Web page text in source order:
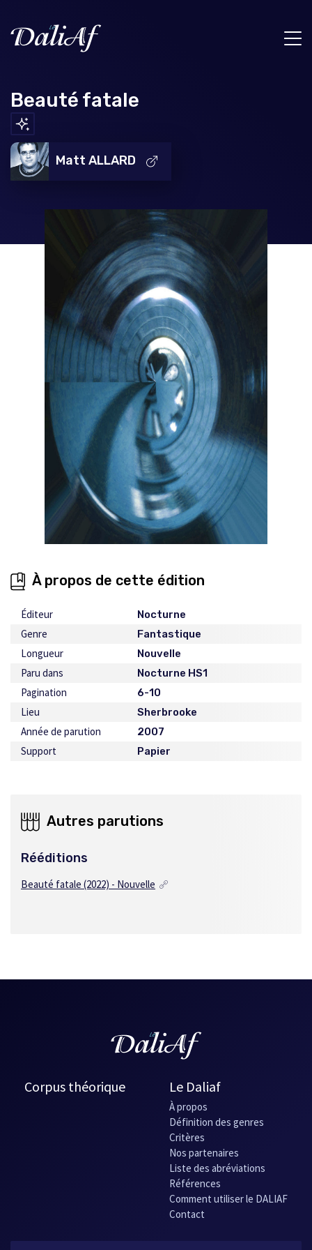
Beauté fatale
Matt ALLARD
À propos de cette édition
Éditeur Nocturne
Genre Fantastique
Longueur Nouvelle
Paru dans Nocturne HS1
Pagination 6-10
Lieu Sherbrooke
Année de parution 2007
Support Papier
Autres parutions
Rééditions
Beauté fatale (2022) - Nouvelle
Corpus théorique Le Daliaf
À propos
Définition des genres
Critères
Nos partenaires
Liste des abréviations
Références
Comment utiliser le DALIAF
Contact